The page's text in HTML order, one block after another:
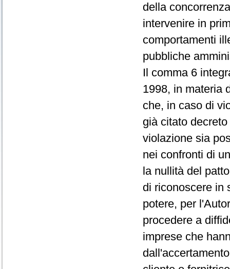
della
intervenire in
comportamenti
pubbliche
Il comma 6
1998, in materia
che, in caso di
già citato
violazione sia
nei confronti di
la nullità del
di riconoscere in
potere, per
procedere a
imprese che